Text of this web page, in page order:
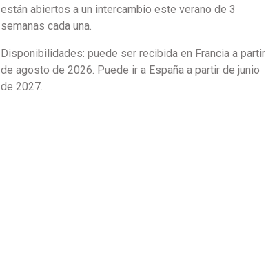
están abiertos a un intercambio este verano de 3
semanas cada una.
Disponibilidades: puede ser recibida en Francia a partir
de agosto de 2026. Puede ir a España a partir de junio
de 2027.